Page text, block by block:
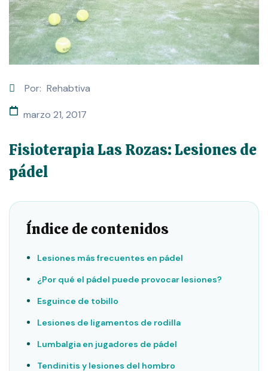
Por: Rehabtiva
marzo 21, 2017
Fisioterapia Las Rozas: Lesiones de
pádel
Índice de contenidos
Lesiones más frecuentes en pádel
¿Por qué el pádel puede provocar lesiones?
Esguince de tobillo
Lesiones de ligamentos de rodilla
Lumbalgia en jugadores de pádel
Tendinitis y lesiones del hombro